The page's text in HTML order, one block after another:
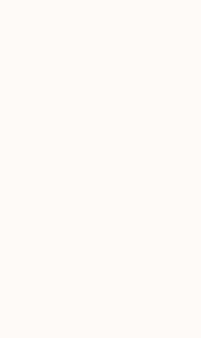
dans votre porte-filtre.
une première fois la
porte-filtre, de manière
et en vous aidant de